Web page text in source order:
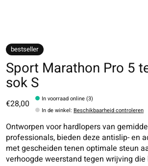
bestseller
Sport Marathon Pro 5
sok S
€28,00
In voorraad online (3)
In de winkel: Beschikbaarheid controleren
Ontworpen voor hardlopers van
professionals, bieden deze antislip- en
met gescheiden tenen optimale steun
verhoogde weerstand tegen wrijving